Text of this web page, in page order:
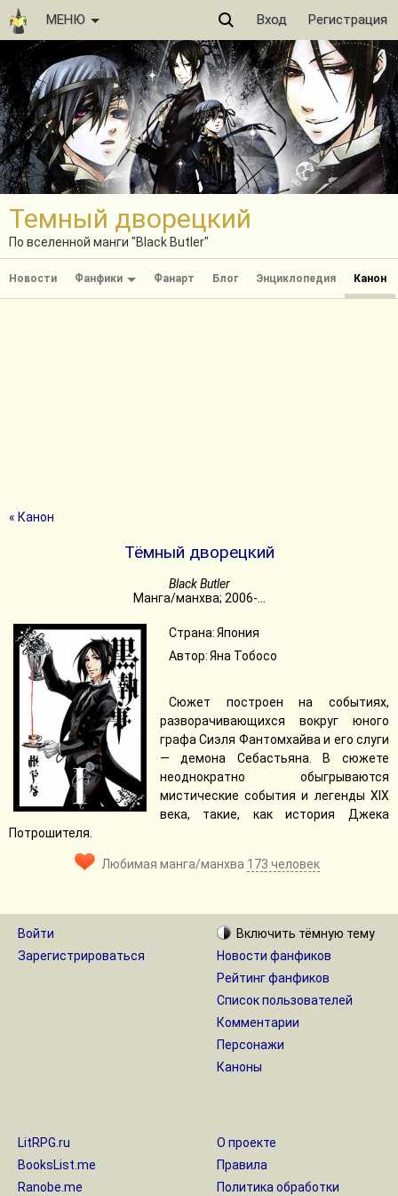
МЕНЮ Вход Регистрация
Темный дворецкий
По вселенной манги "Black Butler"
Новости Фанфики Фанарт Блог Энциклопедия Канон
« Канон
Тёмный дворецкий
Black Butler
Манга/манхва; 2006-...
Страна: Япония
Автор: Яна Тобосо
Сюжет построен на событиях,
разворачивающихся вокруг юного
графа Сиэля Фантомхайва и его слуги
— демона Себастьяна. В сюжете
неоднократно обыгрываются
мистические события и легенды XIX
века, такие, как история Джека
Потрошителя.
Любимая манга/манхва 173 человек
Войти
Зарегистрироваться
Включить тёмную тему
Новости фанфиков
Рейтинг фанфиков
Список пользователей
Комментарии
Персонажи
Каноны
LitRPG.ru
BooksList.me
Ranobe.me
О проекте
Правила
Политика обработки